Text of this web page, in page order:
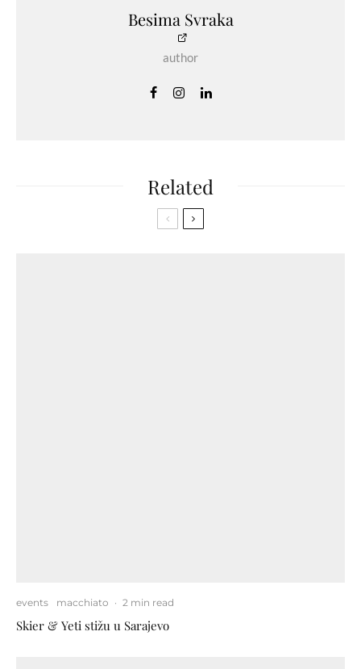
Besima Svraka
author
Related
events macchiato · 2 min read
Skier & Yeti stižu u Sarajevo